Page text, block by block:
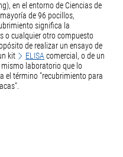
en el entorno de Ciencias de
de 96 pocillos,
significa la
o cualquier otro compuesto
de realizar un ensayo de
kit
ELISA comercial, o de un
mismo laboratorio que lo
el término "recubrimiento para